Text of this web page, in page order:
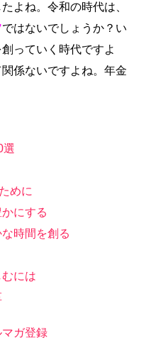
よね。令和の時代は、
ではないでしょうか？い
っていく時代ですよ
係ないですよね。年金
選
めに
にする
時間を創る
には
マガ登録